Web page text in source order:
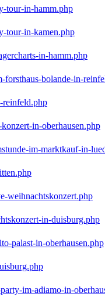
tour-in-hamm.php
tour-in-kamen.php
in-hamm.php
bolande-in-
in-oberhausen.php
im-marktkauf-in-
weihnachtskonzert.php
in-duisburg.php
palast-in-oberhausen.php
im-adiamo-in-